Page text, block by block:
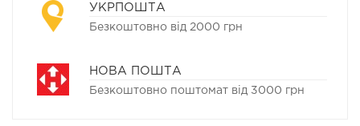
УКРПОШТА
Безкоштовно від 2000 грн
НОВА ПОШТА
Безкоштовно поштомат від 3000 грн